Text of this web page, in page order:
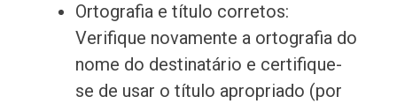
Ortografia e título corretos:
Verifique novamente a ortografia do
nome do destinatário e certifique-
se de usar o título apropriado (por